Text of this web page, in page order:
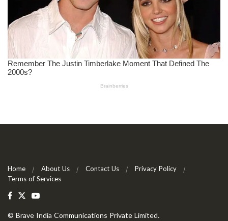
Home About Us Contact Us
Privacy Policy
Terms of Services
© Brave India Communications Private Limited.